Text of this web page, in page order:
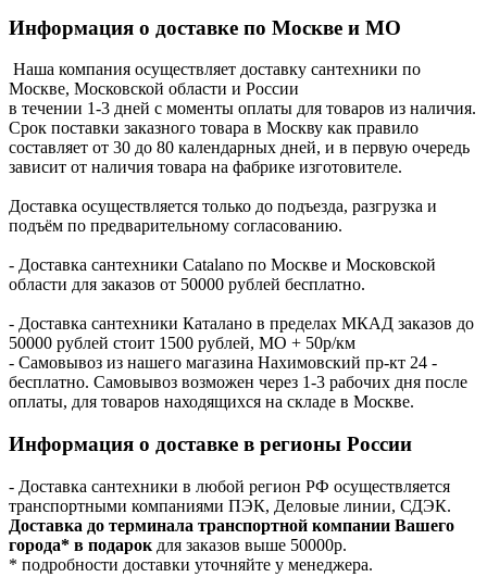
Информация о доставке по Москве и МО
Наша компания осуществляет доставку сантехники по
Москве, Московской области и России
в течении 1-3 дней с моменты оплаты для товаров из наличия.
Срок поставки заказного товара в Москву как правило
составляет от 30 до 80 календарных дней, и в первую очередь
зависит от наличия товара на фабрике изготовителе.
Доставка осуществляется только до подъезда, разгрузка и
подъём по предварительному согласованию.
- Доставка сантехники Catalano по Москве и Московской
области для заказов от 50000 рублей бесплатно.
- Доставка сантехники Каталано в пределах МКАД заказов до
50000 рублей стоит 1500 рублей, МО + 50р/км
- Самовывоз из нашего магазина Нахимовский пр-кт 24 -
бесплатно. Самовывоз возможен через 1-3 рабочих дня после
оплаты, для товаров находящихся на складе в Москве.
Информация о доставке в регионы России
- Доставка сантехники в любой регион РФ осуществляется
транспортными компаниями ПЭК, Деловые линии, СДЭК.
Доставка до терминала транспортной компании Вашего
города* в подарок для заказов выше 50000р.
* подробности доставки уточняйте у менеджера.